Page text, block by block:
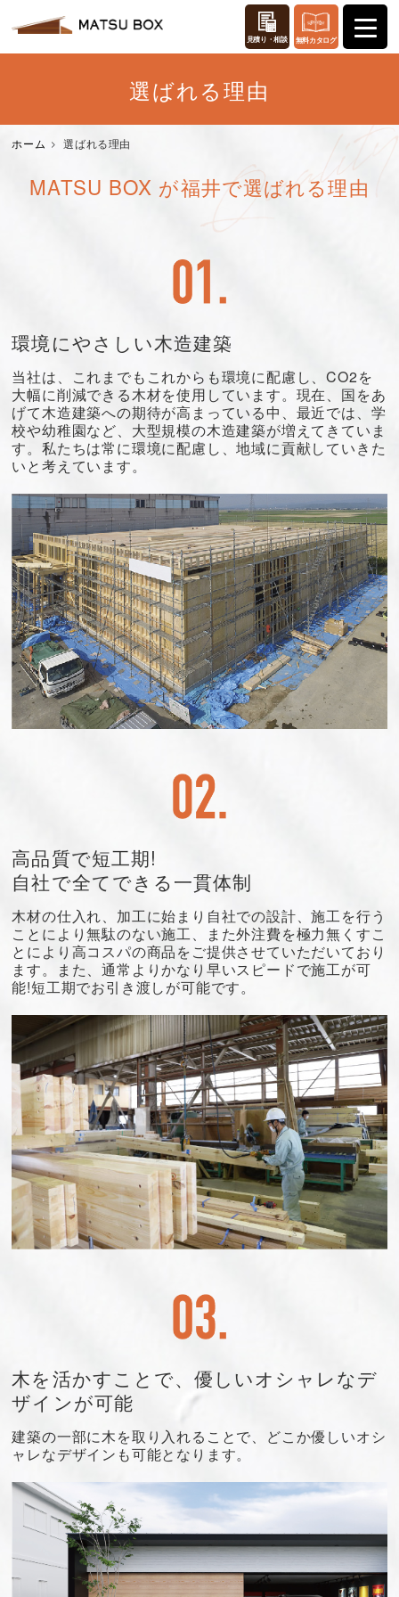
見積り・相談 無料カタログ
選ばれる理由
ホーム 選ばれる理由
MATSU BOX が福井で選ばれる理由
環境にやさしい木造建築
当社は、これまでもこれからも環境に配慮し、CO2を
大幅に削減できる木材を使用しています。現在、国をあ
げて木造建築への期待が高まっている中、最近では、学
校や幼稚園など、大型規模の木造建築が増えてきていま
す。私たちは常に環境に配慮し、地域に貢献していきた
いと考えています。
高品質で短工期!
自社で全てできる一貫体制
木材の仕入れ、加工に始まり自社での設計、施工を行う
ことにより無駄のない施工、また外注費を極力無くすこ
とにより高コスパの商品をご提供させていただいており
ます。また、通常よりかなり早いスピードで施工が可
能!短工期でお引き渡しが可能です。
木を活かすことで、優しいオシャレなデ
ザインが可能
建築の一部に木を取り入れることで、どこか優しいオシ
ャレなデザインも可能となります。